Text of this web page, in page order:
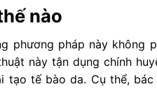
nào
phương pháp này không
này tận dụng chính
tạo tế bào da. Cụ thể,